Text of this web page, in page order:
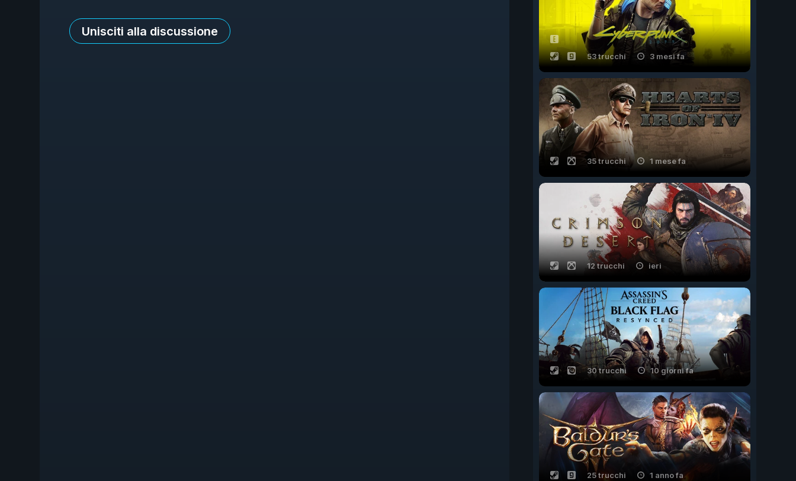
Unisciti alla discussione
53 trucchi 3 mesi fa
35 trucchi 1 mese fa
12 trucchi ieri
30 trucchi 10 giorni fa
25 trucchi 1 anno fa